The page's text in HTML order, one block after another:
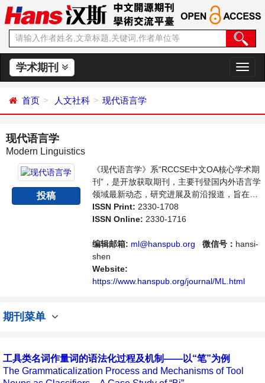
学术期刊
切
换
首页 人文社科 现代语言学
现代语言学
Modern Linguistics
投稿
《现代语言学》系“RCCSE中文OA核心学术期
刊”，是开放获取期刊，主要刊登国内外语言学
领域最新动态，研究进展及前沿报道，旨在给
世界范围内的科学家、学者、科研人员提供一
个传播、分享和讨论语言学领域内不同方向问
ISSN Print: 2330-1708
ISSN Online: 2330-1716
编辑邮箱: ml@hanspub.org 微信号： hansi-
shen
Website:
https://www.hanspub.org/journal/ML.html
期刊菜单
工具类名词作量词的语法化过程及机制——以“笔”为例
The Grammaticalization Process and Mechanisms of Tool